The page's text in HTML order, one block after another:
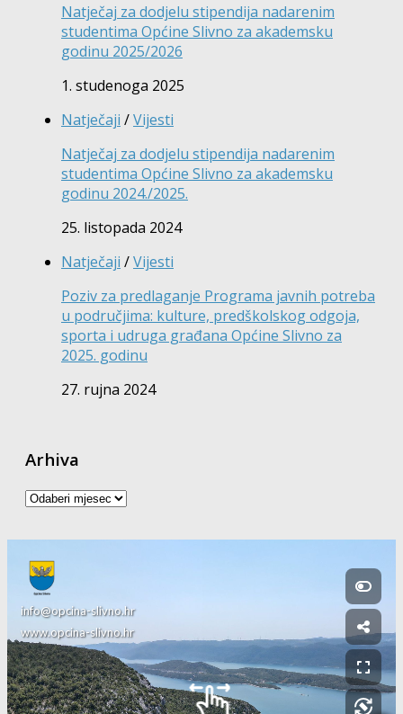
Natječaj za dodjelu stipendija nadarenim
studentima Općine Slivno za akademsku
godinu 2025/2026
1. studenoga 2025
Natječaji /Vijesti
Natječaj za dodjelu stipendija nadarenim
studentima Općine Slivno za akademsku
godinu 2024./2025.
25. listopada 2024
Natječaji /Vijesti
Poziv za predlaganje Programa javnih potreba
u područjima: kulture, predškolskog odgoja,
sporta i udruga građana Općine Slivno za
2025. godinu
27. rujna 2024
Arhiva
Arhiva